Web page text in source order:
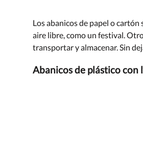
Los abanicos de papel o
aire libre, como un festival.
transportar y almacenar. Sin
Abanicos de plástico con